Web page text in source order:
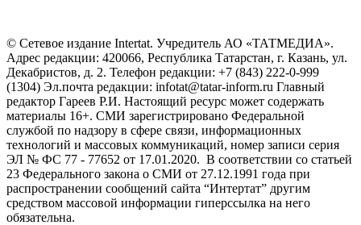
© Сетевое издание Intertat. Учредитель АО «ТАТМЕДИА».
Адрес редакции: 420066, Республика Татарстан, г. Казань, ул.
Декабристов, д. 2. Телефон редакции: +7 (843) 222-0-999
(1304) Эл.почта редакции: infotat@tatar-inform.ru Главный
редактор Гареев Р.И. Настоящий ресурс может содержать
материалы 16+. СМИ зарегистрировано Федеральной
службой по надзору в сфере связи, информационных
технологий и массовых коммуникаций, номер записи серия
ЭЛ № ФС 77 - 77652 от 17.01.2020. В соответствии со статьей
23 Федерального закона о СМИ от 27.12.1991 года при
распространении сообщений сайта “Интертат” другим
средством массовой информации гиперссылка на него
обязательна.